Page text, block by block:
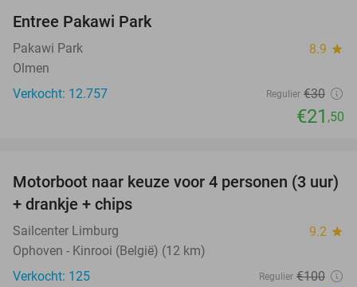
Entree Pakawi Park
Pakawi Park 8.9 star
Olmen
Verkocht: 12.757
Regulier €30
€21 ,50
31%
Motorboot naar keuze voor 4 personen (3 uur)
+ drankje + chips
Sailcenter Limburg 9.2 star
Ophoven - Kinrooi (België) (12 km)
Verkocht: 125
Regulier €100